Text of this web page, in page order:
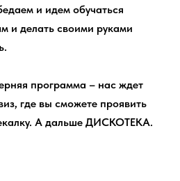
и идем обучаться
и делать своими руками
программа – нас ждет
где вы сможете проявить
А дальше ДИСКОТЕКА.